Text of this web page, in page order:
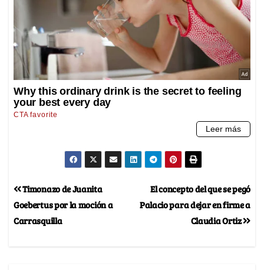
El concepto del que se pegó
Palacio para dejar en firme a
Claudia Ortiz
Timonazo de Juanita
Goebertus por la moción a
Carrasquilla